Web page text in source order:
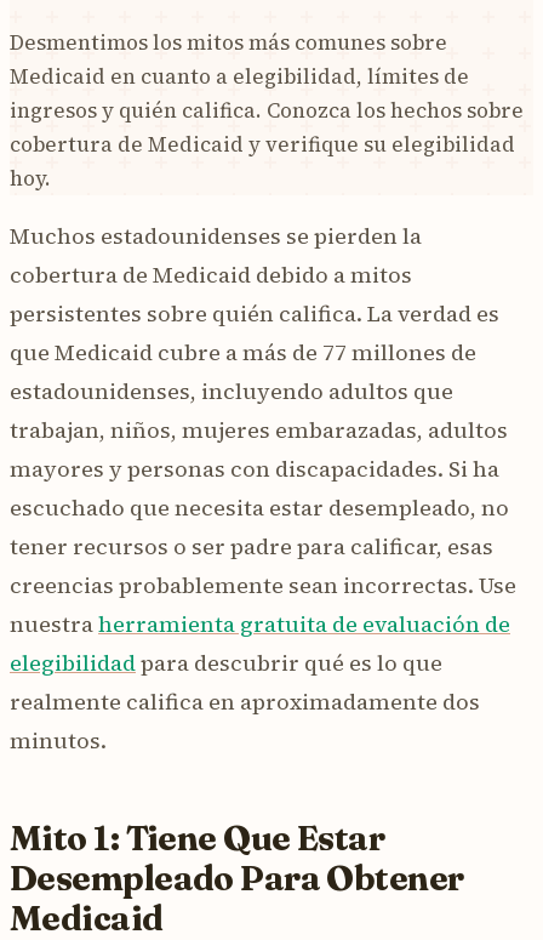
Desmentimos los mitos más comunes sobre
Medicaid en cuanto a elegibilidad, límites de
ingresos y quién califica. Conozca los hechos sobre
cobertura de Medicaid y verifique su elegibilidad
hoy.
Muchos estadounidenses se pierden la
cobertura de Medicaid debido a mitos
persistentes sobre quién califica. La verdad es
que Medicaid cubre a más de 77 millones de
estadounidenses, incluyendo adultos que
trabajan, niños, mujeres embarazadas, adultos
mayores y personas con discapacidades. Si ha
escuchado que necesita estar desempleado, no
tener recursos o ser padre para calificar, esas
creencias probablemente sean incorrectas. Use
nuestraherramienta gratuita de evaluación de
elegibilidadpara descubrir qué es lo que
realmente califica en aproximadamente dos
minutos.
Mito 1: Tiene Que Estar
Desempleado Para Obtener
Medicaid